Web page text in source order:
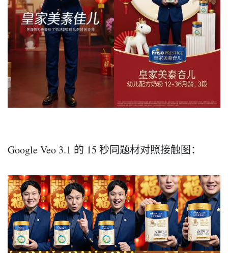
Google Veo 3.1 的 15 秒同题材对照接触图：